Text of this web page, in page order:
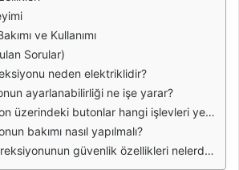
ve Kullanımı
Sorular)
neden elektriklidir?
ayarlanabilirliği ne işe yarar?
butonlar hangi işlevleri yerine getirir?
bakımı nasıl yapılmalı?
güvenlik özellikleri nelerdir?